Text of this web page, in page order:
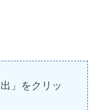
」をクリッ